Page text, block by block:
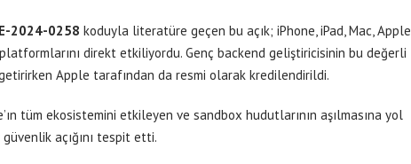
2024-0258 koduyla literatüre geçen bu açık; iPhone, iPad, Mac, Apple
direkt etkiliyordu. Genç backend geliştiricisinin bu değerli
Apple tarafından da resmi olarak kredilendirildi.
tüm ekosistemini etkileyen ve sandbox hudutlarının aşılmasına yol
açığını tespit etti.